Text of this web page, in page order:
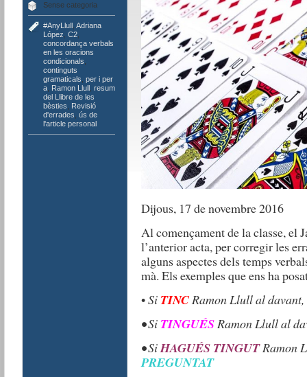
Sense categoria
#AnyLlull, Adriana
López C2,
concordança verbals
en les oracions
condicionals
continguts
gramaticals per i per
a, Ramon Llull, resum
del Llibre de les
bèsties
Revisió
d'errades ús de
l'article personal
Dijous, 17 de novembre 2016
Al començament de la classe, el
l’anterior acta, per corregir les
alguns aspectes dels temps
mà. Els exemples que ens ha
•Si TINCRamon Llull al
• Si TINGUÉSRamon Llull al
• SiHAGUÉS TINGUTRamon
PREGUNTAT